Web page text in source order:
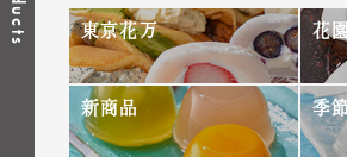
東京花万 花
新商品 季